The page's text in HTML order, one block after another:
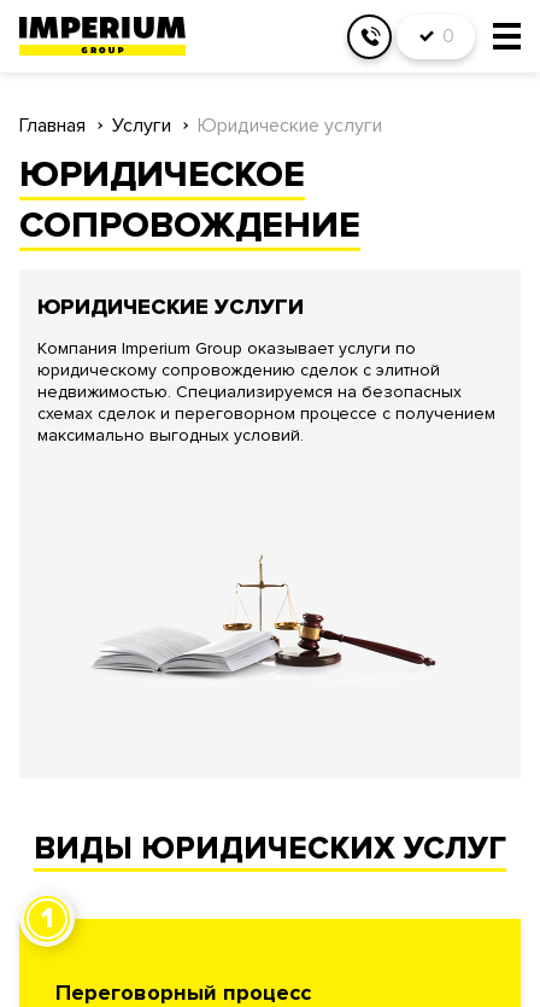
0
Главная Услуги Юридические услуги
ЮРИДИЧЕСКОЕ
СОПРОВОЖДЕНИЕ
ЮРИДИЧЕСКИЕ УСЛУГИ
Компания Imperium Group оказывает услуги по
юридическому сопровождению сделок с элитной
недвижимостью. Специализируемся на безопасных
схемах сделок и переговорном процессе с получением
максимально выгодных условий.
ВИДЫ ЮРИДИЧЕСКИХ УСЛУГ
1
Переговорный процесс